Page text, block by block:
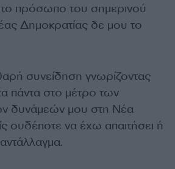
πρόσωπο του σημερινού
Δημοκρατίας δε μου το
συνείδηση γνωρίζοντας
πάντα στο μέτρο των
δυνάμεών μου στη Νέα
ουδέποτε να έχω απαιτήσει ή